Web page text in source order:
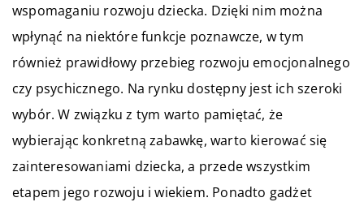
wspomaganiu rozwoju dziecka. Dzięki nim można
wpłynąć na niektóre funkcje poznawcze, w tym
również prawidłowy przebieg rozwoju emocjonalnego
czy psychicznego. Na rynku dostępny jest ich szeroki
wybór. W związku z tym warto pamiętać, że
wybierając konkretną zabawkę, warto kierować się
zainteresowaniami dziecka, a przede wszystkim
etapem jego rozwoju i wiekiem. Ponadto gadżet